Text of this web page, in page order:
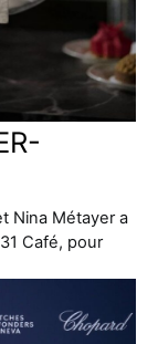
Nina Métayer a
Café, pour